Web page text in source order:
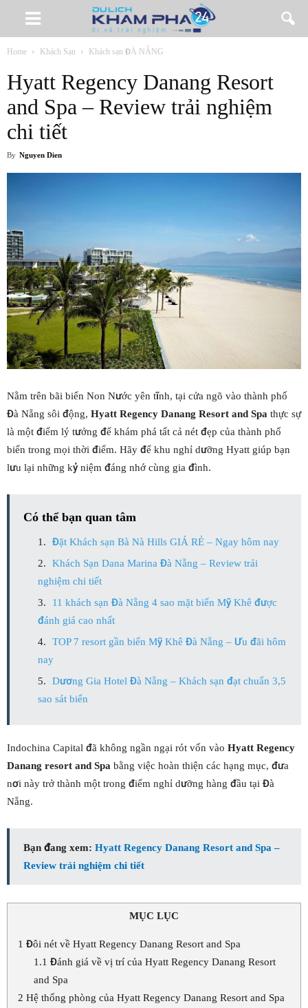
Home Khách Sạn Khách sạn ĐÀ NẴNG
Hyatt Regency Danang Resort
and Spa – Review trải nghiệm
chi tiết
By Nguyen Dien
Nằm trên bãi biển Non Nước yên tĩnh, tại cửa ngõ vào thành phố
Đà Nẵng sôi động, Hyatt Regency Danang Resort and Spa thực sự
là một điểm lý tưởng để khám phá tất cả nét đẹp của thành phố
biển trong mọi thời điểm. Hãy để khu nghỉ dưỡng Hyatt giúp bạn
lưu lại những kỷ niệm đáng nhớ cùng gia đình.
Có thể bạn quan tâm
Đặt Khách sạn Bà Nà Hills GIÁ RẺ – Ngay hôm nay
Khách Sạn Dana Marina Đà Nẵng – Review trải
nghiệm chi tiết
11 khách sạn Đà Nẵng 4 sao mặt biển Mỹ Khê được
đánh giá cao nhất
TOP 7 resort gần biển Mỹ Khê Đà Nẵng – Ưu đãi hôm
nay
Dương Gia Hotel Đà Nẵng – Khách sạn đạt chuẩn 3,5
sao sát biển
Indochina Capital đã không ngần ngại rót vốn vào Hyatt Regency
Danang resort and Spa bằng việc hoàn thiện các hạng mục, đưa
nơi này trở thành một trong điểm nghỉ dưỡng hàng đầu tại Đà
Nẵng.
Bạn đang xem: Hyatt Regency Danang Resort and Spa –
Review trải nghiệm chi tiết
MỤC LỤC
1 Đôi nét về Hyatt Regency Danang Resort and Spa
1.1 Đánh giá về vị trí của Hyatt Regency Danang Resort
and Spa
2 Hệ thống phòng của Hyatt Regency Danang Resort and Spa